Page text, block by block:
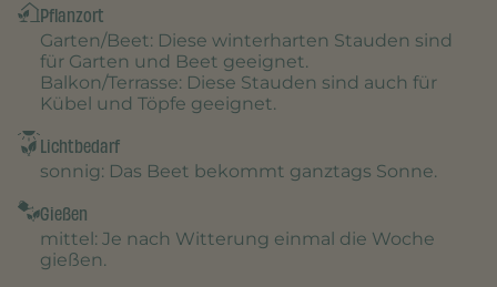
Pflanzort
Garten/Beet: Diese winterharten Stauden sind
für Garten und Beet geeignet.
Balkon/Terrasse: Diese Stauden sind auch für
Kübel und Töpfe geeignet.
Lichtbedarf
sonnig: Das Beet bekommt ganztags Sonne.
Gießen
mittel : Je nach Witterung einmal die Woche
gießen.